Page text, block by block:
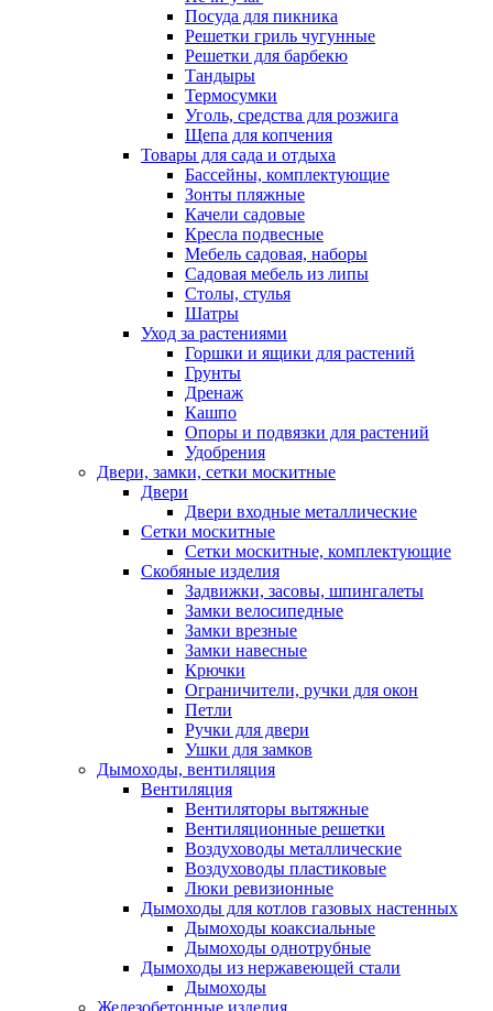
Посуда для пикника
Решетки гриль чугунные
Решетки для барбекю
Тандыры
Термосумки
Уголь, средства для розжига
Щепа для копчения
Товары для сада и отдыха
Бассейны, комплектующие
Зонты пляжные
Качели садовые
Кресла подвесные
Мебель садовая, наборы
Садовая мебель из липы
Столы, стулья
Шатры
Уход за растениями
Горшки и ящики для растений
Грунты
Дренаж
Кашпо
Опоры и подвязки для растений
Удобрения
Двери, замки, сетки москитные
Двери
Двери входные металлические
Сетки москитные
Сетки москитные, комплектующие
Скобяные изделия
Задвижки, засовы, шпингалеты
Замки велосипедные
Замки врезные
Замки навесные
Крючки
Ограничители, ручки для окон
Петли
Ручки для двери
Ушки для замков
Дымоходы, вентиляция
Вентиляция
Вентиляторы вытяжные
Вентиляционные решетки
Воздуховоды металлические
Воздуховоды пластиковые
Люки ревизионные
Дымоходы для котлов газовых настенных
Дымоходы коаксиальные
Дымоходы однотрубные
Дымоходы из нержавеющей стали
Дымоходы
Железобетонные изделия